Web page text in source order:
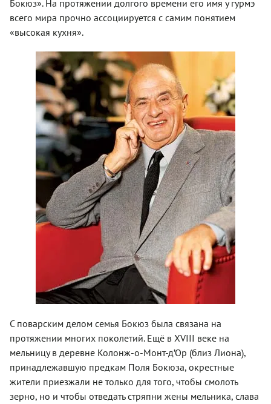
Бокюз». На протяжении долгого времени его имя у гурмэ
всего мира прочно ассоциируется с самим понятием
«высокая кухня».
С поварским делом семья Бокюз была связана на
протяжении многих поколетий. Ещё в XVIII веке на
мельницу в деревне Колонж-о-Монт-д’Ор (близ Лиона),
принадлежавшую предкам Поля Бокюза, окрестные
жители приезжали не только для того, чтобы смолоть
зерно, но и чтобы отведать стряпни жены мельника, слава